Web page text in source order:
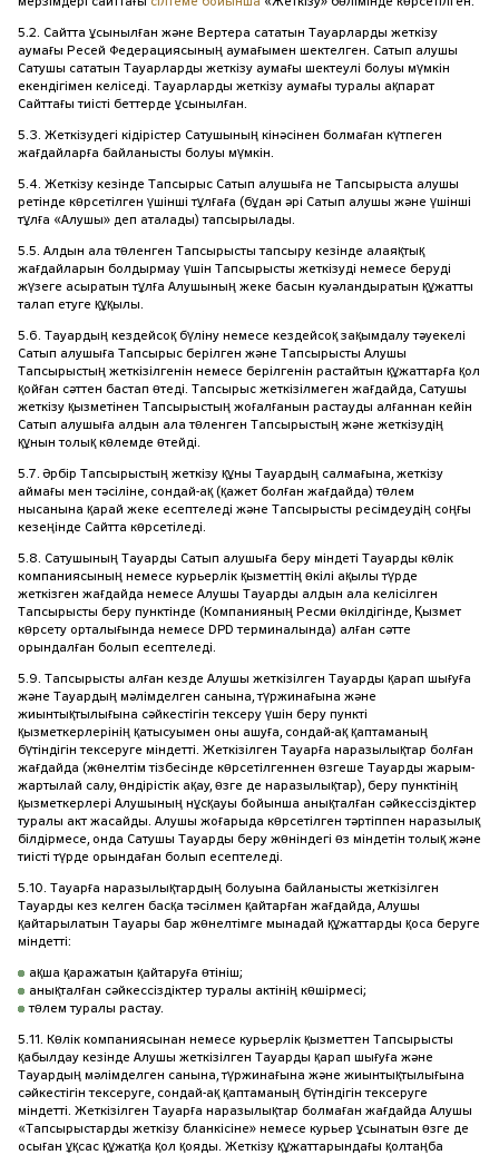
5.2. Сайтта ұсынылған және Вертера сататын Тауарларды жеткізу
аумағы Ресей Федерациясының аумағымен шектелген. Сатып алушы
Сатушы сататын Тауарларды жеткізу аумағы шектеулі болуы мүмкін
екендігімен келіседі. Тауарларды жеткізу аумағы туралы ақпарат
Сайттағы тиісті беттерде ұсынылған.
5.3. Жеткізудегі кідірістер Сатушының кінәсінен болмаған күтпеген
жағдайларға байланысты болуы мүмкін.
5.4. Жеткізу кезінде Тапсырыс Сатып алушыға не Тапсырыста алушы
ретінде көрсетілген үшінші тұлғаға (бұдан әрі Сатып алушы және үшінші
тұлға «Алушы» деп аталады) тапсырылады.
5.5. Алдын ала төленген Тапсырысты тапсыру кезінде алаяқтық
жағдайларын болдырмау үшін Тапсырысты жеткізуді немесе беруді
жүзеге асыратын тұлға Алушының жеке басын куәландыратын құжатты
талап етуге құқылы.
5.6. Тауардың кездейсоқ бүліну немесе кездейсоқ зақымдалу тәуекелі
Сатып алушыға Тапсырыс берілген және Тапсырысты Алушы
Тапсырыстың жеткізілгенін немесе берілгенін растайтын құжаттарға қол
қойған сәттен бастап өтеді. Тапсырыс жеткізілмеген жағдайда, Сатушы
жеткізу қызметінен Тапсырыстың жоғалғанын растауды алғаннан кейін
Сатып алушыға алдын ала төленген Тапсырыстың және жеткізудің
құнын толық көлемде өтейді.
5.7. Әрбір Тапсырыстың жеткізу құны Тауардың салмағына, жеткізу
аймағы мен тәсіліне, сондай-ақ (қажет болған жағдайда) төлем
нысанына қарай жеке есептеледі және Тапсырысты ресімдеудің соңғы
кезеңінде Сайтта көрсетіледі.
5.8. Сатушының Тауарды Сатып алушыға беру міндеті Тауарды көлік
компаниясының немесе курьерлік қызметтің өкілі ақылы түрде
жеткізген жағдайда немесе Алушы Тауарды алдын ала келісілген
Тапсырысты беру пунктінде (Компанияның Ресми өкілдігінде, Қызмет
көрсету орталығында немесе DPD терминалында) алған сәтте
орындалған болып есептеледі.
5.9. Тапсырысты алған кезде Алушы жеткізілген Тауарды қарап шығуға
және Тауардың мәлімделген санына, түржинағына және
жиынтықтылығына сәйкестігін тексеру үшін беру пункті
қызметкерлерінің қатысуымен оны ашуға, сондай-ақ қаптаманың
бүтіндігін тексеруге міндетті. Жеткізілген Тауарға наразылықтар болған
жағдайда (жөнелтім тізбесінде көрсетілгеннен өзгеше Тауарды жарым-
жартылай салу, өндірістік ақау, өзге де наразылықтар), беру пунктінің
қызметкерлері Алушының нұсқауы бойынша анықталған сәйкессіздіктер
туралы акт жасайды. Алушы жоғарыда көрсетілген тәртіппен наразылық
білдірмесе, онда Сатушы Тауарды беру жөніндегі өз міндетін толық және
тиісті түрде орындаған болып есептеледі.
5.10. Тауарға наразылықтардың болуына байланысты жеткізілген
Тауарды кез келген басқа тәсілмен қайтарған жағдайда, Алушы
қайтарылатын Тауары бар жөнелтімге мынадай құжаттарды қоса беруге
міндетті:
ақша қаражатын қайтаруға өтініш;
анықталған сәйкессіздіктер туралы актінің көшірмесі;
төлем туралы растау.
5.11. Көлік компаниясынан немесе курьерлік қызметтен Тапсырысты
қабылдау кезінде Алушы жеткізілген Тауарды қарап шығуға және
Тауардың мәлімделген санына, түржинағына және жиынтықтылығына
сәйкестігін тексеруге, сондай-ақ қаптаманың бүтіндігін тексеруге
міндетті. Жеткізілген Тауарға наразылықтар болмаған жағдайда Алушы
«Тапсырыстарды жеткізу бланкісіне» немесе курьер ұсынатын өзге де
осыған ұқсас құжатқа қол қояды. Жеткізу құжаттарындағы қолтаңба